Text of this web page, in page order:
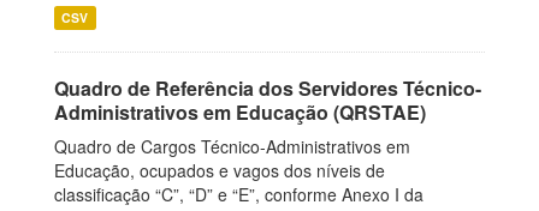
CSV
Quadro de Referência dos Servidores Técnico-
Administrativos em Educação (QRSTAE)
Quadro de Cargos Técnico-Administrativos em
Educação, ocupados e vagos dos níveis de
classificação “C”, “D” e “E”, conforme Anexo I da